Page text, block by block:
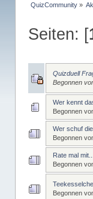
QuizCommunity»
Seiten: [
Quizduell
Begonnen
Wer kennt
Begonnen
Wer schuf
Begonnen
Rate mal mit...
Begonnen
Begonnen